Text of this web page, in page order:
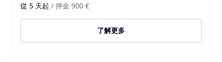
從 5 天起 / 押金 900 €
了解更多